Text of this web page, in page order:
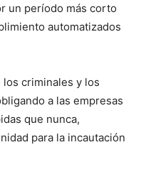
un período más corto
automatizados
los criminales y los
a las empresas
que nunca,
para la incautación